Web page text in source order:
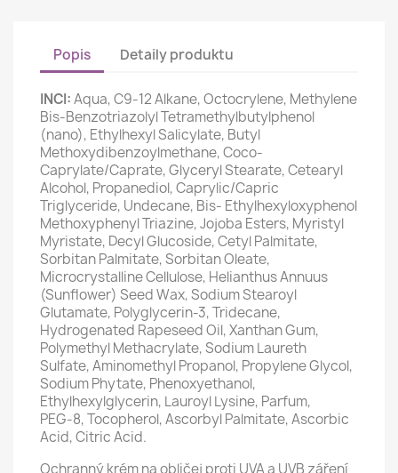
Popis Detaily produktu
INCI:Aqua, C9-12 Alkane, Octocrylene, Methylene
Bis-Benzotriazolyl Tetramethylbutylphenol
(nano), Ethylhexyl Salicylate, Butyl
Methoxydibenzoylmethane, Coco-
Caprylate/Caprate, Glyceryl Stearate, Cetearyl
Alcohol, Propanediol, Caprylic/Capric
Triglyceride, Undecane, Bis- Ethylhexyloxyphenol
Methoxyphenyl Triazine, Jojoba Esters, Myristyl
Myristate, Decyl Glucoside, Cetyl Palmitate,
Sorbitan Palmitate, Sorbitan Oleate,
Microcrystalline Cellulose, Helianthus Annuus
(Sunflower) Seed Wax, Sodium Stearoyl
Glutamate, Polyglycerin-3, Tridecane,
Hydrogenated Rapeseed Oil, Xanthan Gum,
Polymethyl Methacrylate, Sodium Laureth
Sulfate, Aminomethyl Propanol, Propylene Glycol,
Sodium Phytate, Phenoxyethanol,
Ethylhexylglycerin, Lauroyl Lysine, Parfum,
PEG-8, Tocopherol, Ascorbyl Palmitate, Ascorbic
Acid, Citric Acid.
Ochranný krém na obličej proti UVA a UVB záření